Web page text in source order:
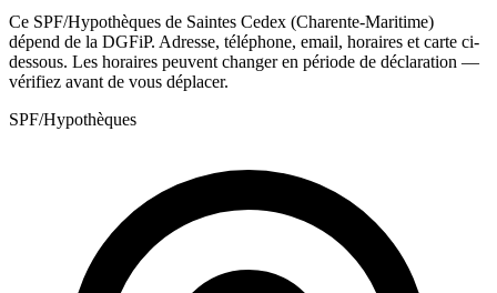
Ce SPF/Hypothèques de Saintes Cedex (Charente-Maritime)
dépend de la DGFiP. Adresse, téléphone, email, horaires et carte ci-
dessous. Les horaires peuvent changer en période de déclaration —
vérifiez avant de vous déplacer.
SPF/Hypothèques